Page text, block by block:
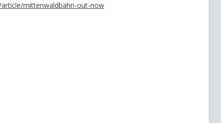
mittenwaldbahn-out-now